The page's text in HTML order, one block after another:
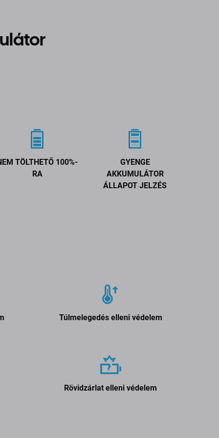
TÖLTHETŐ 100%-
RA
GYENGE
AKKUMULÁTOR
ÁLLAPOT JELZÉS
Túlmelegedés elleni védelem
Rövidzárlat elleni védelem